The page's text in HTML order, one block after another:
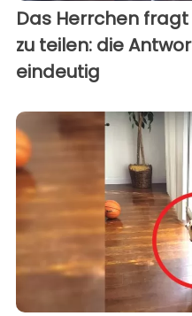
Das Herrchen
zu teilen: die
eindeutig